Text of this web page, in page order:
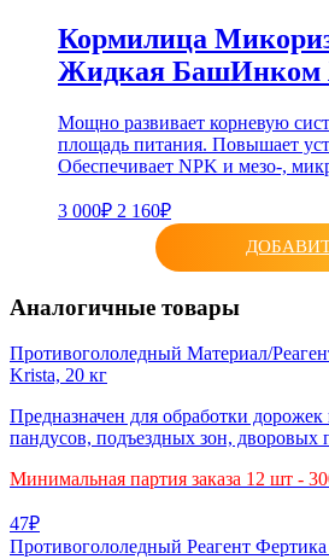
Кормилица
Жидкая БашИнком
Мощно развивает корневую
площадь питания. Повышает
Обеспечивает NPK и мезо-,
3 000₽ 2 160₽
Аналогичные товары
Противогололедный Материал/
Krista, 20 кг
Предназначен для обработки дорожек
пандусов, подъездных зон, дворовых
Минимальная партия заказа 12 шт -
47₽
Противогололедный Реагент Фертика